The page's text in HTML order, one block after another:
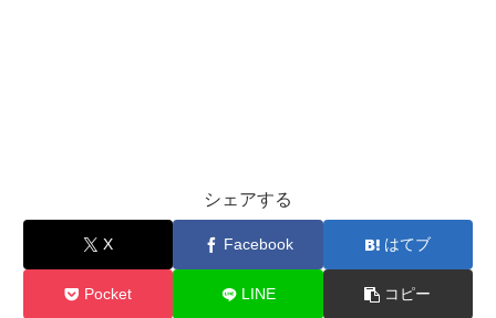
シェアする
X Facebook はてブ
Pocket LINE コピー